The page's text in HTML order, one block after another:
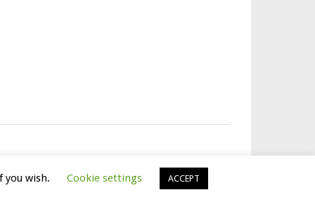
you wish. Cookie settings ACCEPT